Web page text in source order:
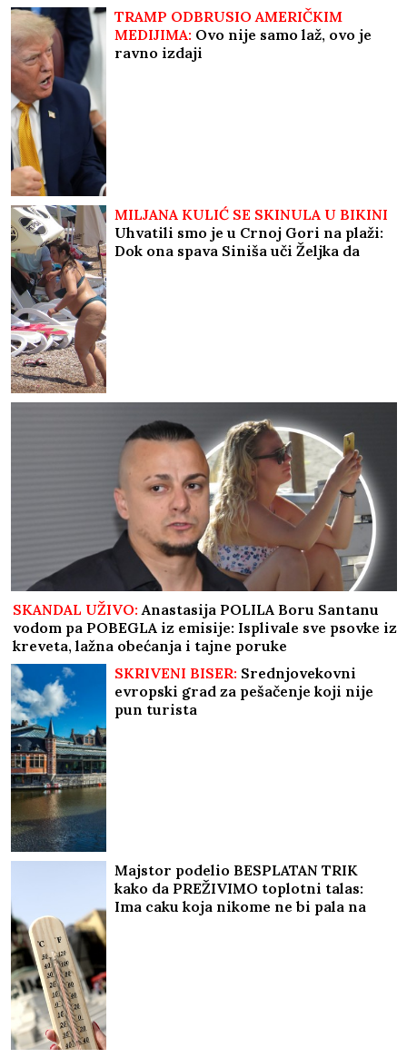
TRAMP ODBRUSIO AMERIČKIM
MEDIJIMA: Ovo nije samo laž, ovo je
ravno izdaji
MILJANA KULIĆ SE SKINULA U BIKINI
Uhvatili smo je u Crnoj Gori na plaži:
Dok ona spava Siniša uči Željka da
SKANDAL UŽIVO: Anastasija POLILA Boru Santanu
vodom pa POBEGLA iz emisije: Isplivale sve psovke iz
kreveta, lažna obećanja i tajne poruke
SKRIVENI BISER: Srednjovekovni
evropski grad za pešačenje koji nije
pun turista
Majstor podelio BESPLATAN TRIK
kako da PREŽIVIMO toplotni talas:
Ima caku koja nikome ne bi pala na